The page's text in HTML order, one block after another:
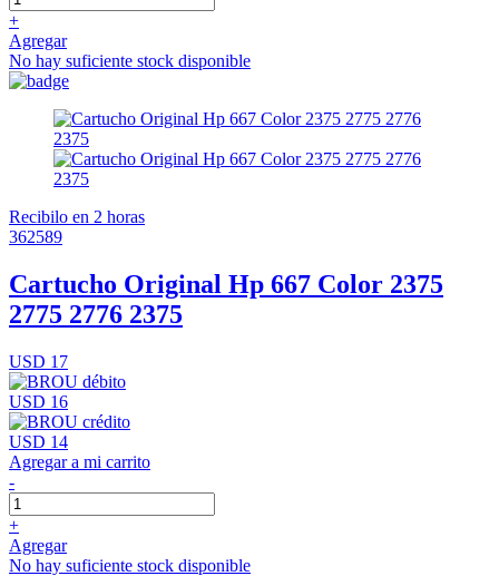
+
Agregar
No hay suficiente stock disponible
Recibilo en 2 horas
362589
Cartucho Original Hp 667 Color 2375
2775 2776 2375
USD 17
USD 16
USD 14
Agregar a mi carrito
-
+
Agregar
No hay suficiente stock disponible